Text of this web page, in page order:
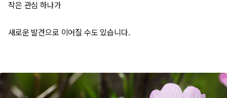
작은 관심 하나가
새로운 발견으로 이어질 수도 있습니다.